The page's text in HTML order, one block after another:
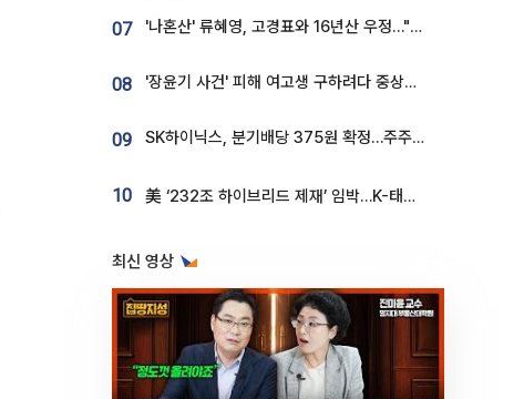
07 '나혼산' 류혜영, 고경표와 16년산 우정…"자취방서 부모님과 마주쳐"
08 '장윤기 사건' 피해 여고생 구하려다 중상…고교생 의상자 지정
09 SK하이닉스, 분기배당 375원 확정…주주환원책 9월로 앞당겨 발표
10 美 ‘232조 하이브리드 제재’ 임박…K-태양광, 불확실성 털고 날개 다나
최신 영상